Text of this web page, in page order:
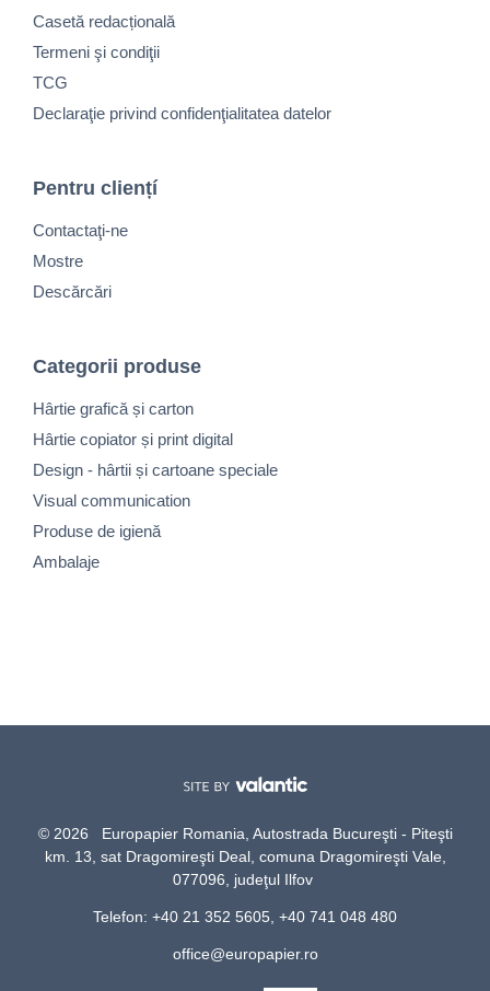
Casetă redacțională
Termeni şi condiţii
TCG
Declaraţie privind confidenţialitatea datelor
Pentru cliențí
Contactaţi-ne
Mostre
Descărcări
Categorii produse
Hârtie grafică și carton
Hârtie copiator și print digital
Design - hârtii și cartoane speciale
Visual communication
Produse de igienă
Ambalaje
© 2026 Europapier Romania, Autostrada Bucureşti - Piteşti
km. 13, sat Dragomireşti Deal, comuna Dragomireşti Vale,
077096, judeţul Ilfov
Telefon: +40 21 352 5605, +40 741 048 480
office@europapier.ro